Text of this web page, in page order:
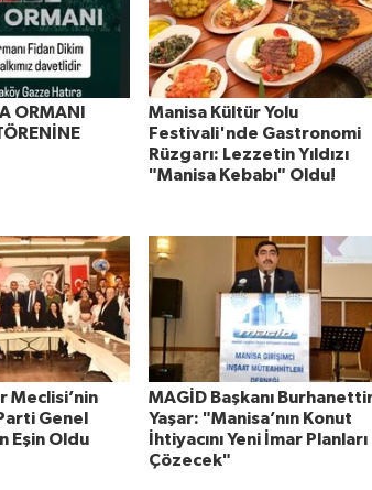
ORMANI
Manisa Kültür Yolu
Festivali'nde Gastronomi
Rüzgarı: Lezzetin Yıldızı
"Manisa Kebabı" Oldu!
Meclisi’nin
Genel
Eşin Oldu
MAGİD Başkanı
Yaşar: "Manisa’nın Konut
İhtiyacını Yeni İmar Planları
Çözecek"